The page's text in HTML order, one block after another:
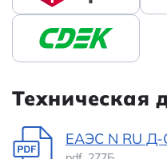
Техническая
ЕАЭС N RU Д-